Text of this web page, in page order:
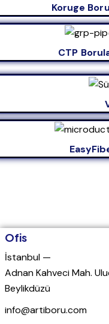
Koruge
CTP
Ofis
İstanbul —
Adnan Kahveci Mah.
Beylikdüzü
info@artiboru.com